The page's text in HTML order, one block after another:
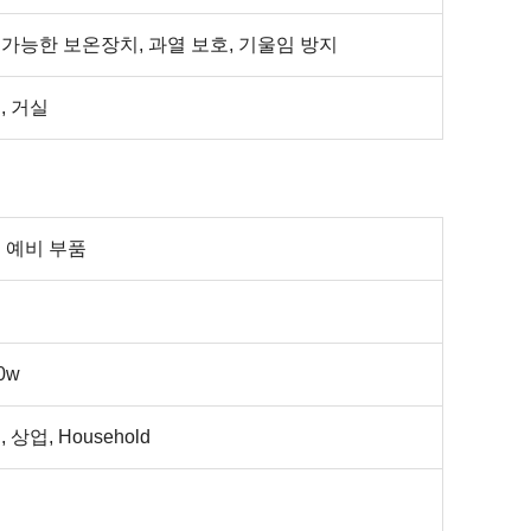
능한 보온장치, 과열 보호, 기울임 방지
거실
예비 부품
상업, Household